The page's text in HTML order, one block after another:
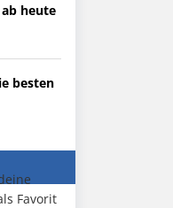
heute
besten
Favorit